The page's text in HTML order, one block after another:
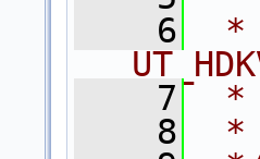
    6
*
    7
*
    8
*